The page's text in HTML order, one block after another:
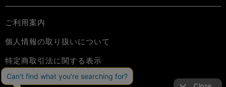
ご利用案内
個人情報の取り扱いについて
特定商取引法に関する表示
お問い合わせ